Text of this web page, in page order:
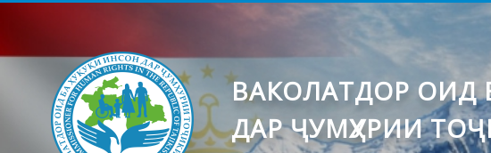
ВАКОЛАТДОР ОИД
ДАР ҶУМҲУРИИ